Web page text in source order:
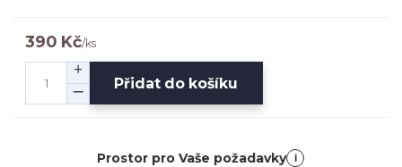
390 Kč/ks
Přidat do košíku
Prostor pro Vaše požadavky i